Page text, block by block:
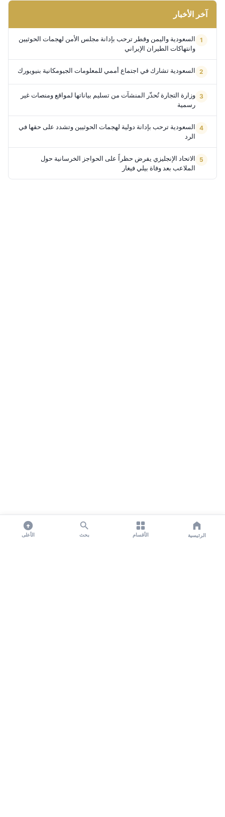
آخر الأخبار
السعودية واليمن وقطر ترحب بإدانة مجلس الأمن لهجمات الحوثيين
وانتهاكات الطيران الإيراني
السعودية تشارك في اجتماع أممي للمعلومات الجيومكانية بنيويورك
وزارة التجارة تُحذّر المنشآت من تسليم بياناتها لمواقع ومنصات غير
رسمية
السعودية ترحب بإدانة دولية لهجمات الحوثيين وتشدد على حقها في
الرد
الاتحاد الإنجليزي يفرض حظراً على الحواجز الخرسانية حول
الملاعب بعد وفاة بيلي فيغار
الرئيسية الأقسام بحث الأعلى